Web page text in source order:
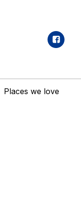
Places we love